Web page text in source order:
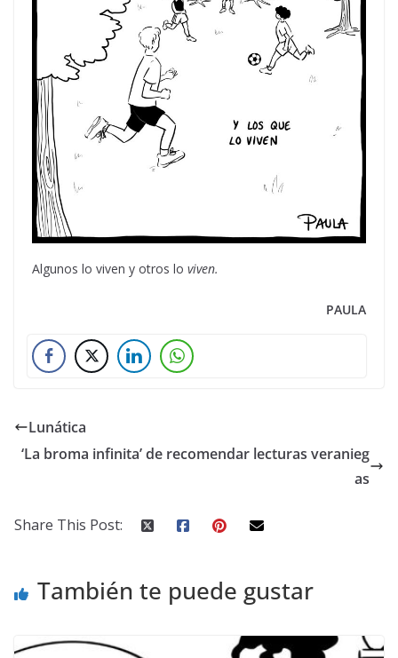
Algunos lo viven y otros lo viven.
PAULA
Lunática
‘La broma infinita’ de recomendar lecturas veranieg
as
Share This Post:
También te puede gustar